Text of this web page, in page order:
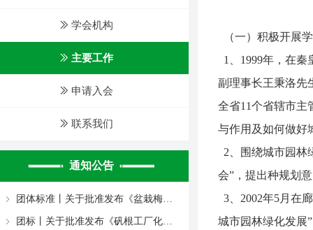
（一）积极开展
1、1999年，在
副理事长王秉洛先
全省11个省辖市主
与作用及如何做好
2、围绕城市园林
会”，提出种规划
3、2002年5月在
城市园林绿化发展
ꅀ 学会机构
ꅀ 主要工作
ꅀ 申请入会
ꅀ 联系我们
ꁇ 团体标准丨关于批准发布《盆栽梅花花期调控与养护技术规程》等四项团体标准的通知
ꁇ 团标丨关于批准发布《矾根工厂化育苗生产技术规程》等两项团体标准的通知
通知公告